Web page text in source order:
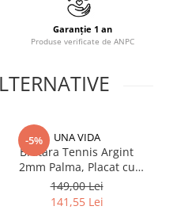
Garanție 1 an
Produse verificate de ANPC
-5% UNA VIDA
Bratara Tennis Argint
2mm Palma, Placat cu
Aur
149,00 Lei
141,55 Lei